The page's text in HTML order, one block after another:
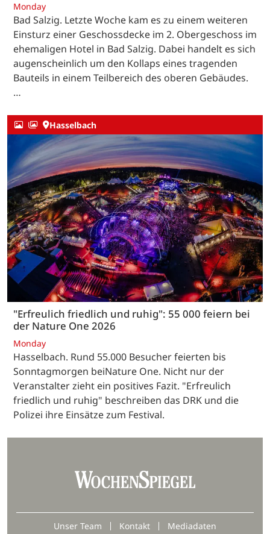
Monday
Bad Salzig. Letzte Woche kam es zu einem weiteren
Einsturz einer Geschossdecke im 2. Obergeschoss im
ehemaligen Hotel in Bad Salzig. Dabei handelt es sich
augenscheinlich um den Kollaps eines tragenden
Bauteils in einem Teilbereich des oberen Gebäudes.
…
Hasselbach
"Erfreulich friedlich und ruhig": 55 000 feiern bei
der Nature One 2026
Monday
Hasselbach. Rund 55.000 Besucher feierten bis
Sonntagmorgen beiNature One. Nicht nur der
Veranstalter zieht ein positives Fazit. "Erfreulich
friedlich und ruhig" beschreiben das DRK und die
Polizei ihre Einsätze zum Festival.
Unser Team Kontakt Mediadaten